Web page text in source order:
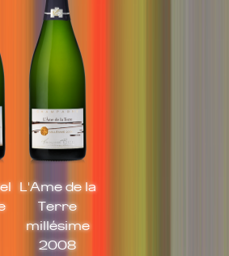
L'Ame de la
Terre
millésime
2008